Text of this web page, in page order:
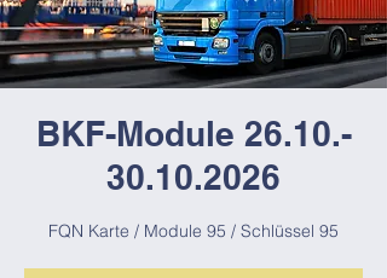
BKF-Module 26.10.-
30.10.2026
FQN Karte / Module 95 / Schlüssel 95